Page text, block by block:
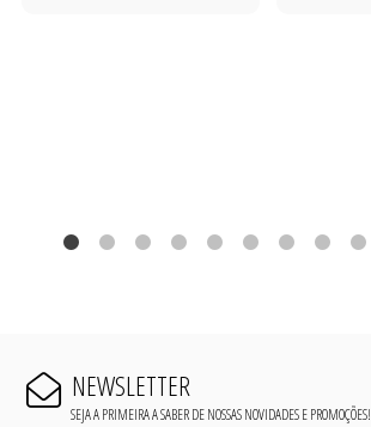
NEWSLETTER
SEJA A PRIMEIRA A SABER DE NOSSAS NOVIDADES E PROMOÇÕES!